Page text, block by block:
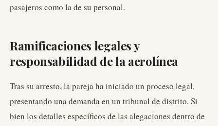
pasajeros como la de su personal.
Ramificaciones legales y
responsabilidad de la aerolínea
Tras su arresto, la pareja ha iniciado un proceso legal,
presentando una demanda en un tribunal de distrito. Si
bien los detalles específicos de las alegaciones dentro de